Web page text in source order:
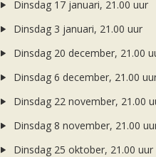
Dinsdag 17 januari, 21.00 uur
Dinsdag 3 januari, 21.00 uur
Dinsdag 20 december, 21.00
Dinsdag 6 december, 21.00
Dinsdag 22 november, 21.00
Dinsdag 8 november, 21.00
Dinsdag 25 oktober, 21.00 uur